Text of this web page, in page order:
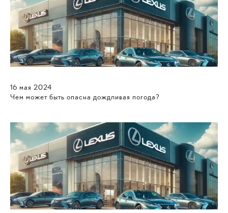
16 мая 2024
Чем может быть опасна дождливая погода?